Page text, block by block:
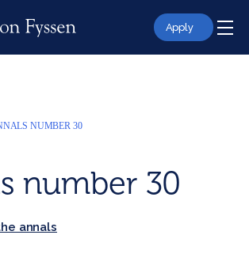
Apply
NUMBER 30
number 30
annals